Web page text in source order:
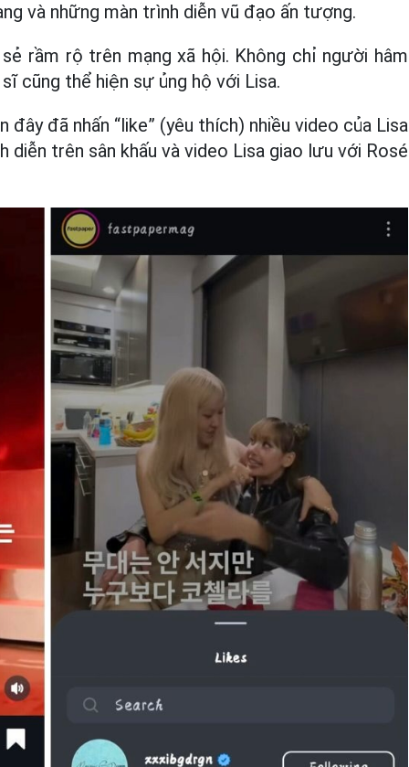
và những màn trình diễn vũ đạo ấn tượng.
rầm rộ trên mạng xã hội. Không chỉ người hâm
cũng thể hiện sự ủng hộ với Lisa.
đã nhấn “like” (yêu thích) nhiều video của Lisa
diễn trên sân khấu và video Lisa giao lưu với Rosé